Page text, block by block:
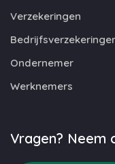
Verzekeringen
Ondernemer
Werknemers
Vragen? Neem